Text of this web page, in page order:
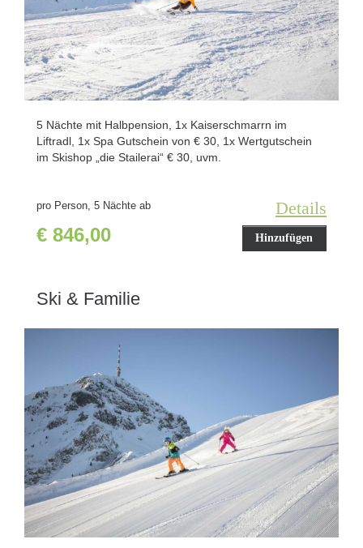
5 Nächte mit Halbpension, 1x Kaiserschmarrn im
Liftradl, 1x Spa Gutschein von € 30, 1x Wertgutschein
im Skishop „die Stailerai“ € 30, uvm.
pro Person, 5 Nächte ab
€ 846,00
Details
Hinzufügen
Ski & Familie